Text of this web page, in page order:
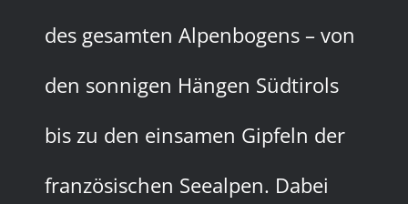
des gesamten Alpenbogens – von
den sonnigen Hängen Südtirols
bis zu den einsamen Gipfeln der
französischen Seealpen. Dabei